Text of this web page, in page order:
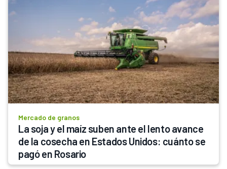
Mercado de granos
La soja y el maíz suben ante el lento avance
de la cosecha en Estados Unidos: cuánto se
pagó en Rosario